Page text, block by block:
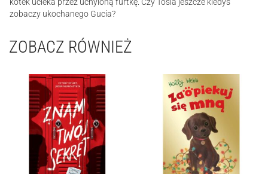
zobaczy ukochanego Gucia?
ZOBACZ RÓWNIEŻ